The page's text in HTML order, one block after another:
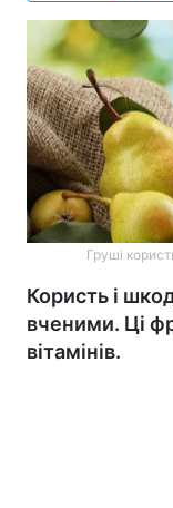
Груші
Користь і
вченими. Ці
вітамінів.